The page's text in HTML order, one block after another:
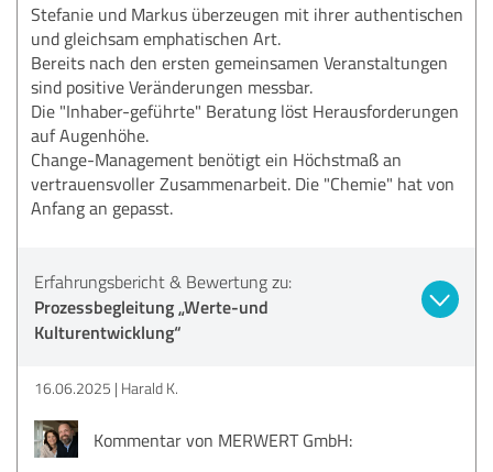
Stefanie und Markus überzeugen mit ihrer authentischen
und gleichsam emphatischen Art.
Bereits nach den ersten gemeinsamen Veranstaltungen
sind positive Veränderungen messbar.
Die "Inhaber-geführte" Beratung löst Herausforderungen
auf Augenhöhe.
Change-Management benötigt ein Höchstmaß an
vertrauensvoller Zusammenarbeit. Die "Chemie" hat von
Anfang an gepasst.
Erfahrungsbericht & Bewertung zu:
Prozessbegleitung „Werte-und
Kulturentwicklung“
16.06.2025 Harald K.
Kommentar von MERWERT GmbH: